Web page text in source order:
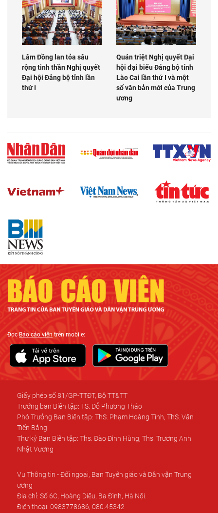
Lâm Đồng lan tỏa sâu
rộng tinh thần Nghị quyết
Đại hội Đảng bộ tỉnh lần
thứ I
Quán triệt Nghị quyết Đại
hội đại biểu Đảng bộ tỉnh
Lào Cai lần thứ I và một
số văn bản mới của Trung
ương
ĐọcBáo cáo viên trên mobile:
Giấy phép số 81/GP-TTĐT, Bộ TT&TT
Trưởng ban Biên tập: TS. Đỗ Phương Thảo
Phó Trưởng Ban Biên tập: ThS. Phạm Hoàng Tinh, ThS. Văn
Tiến Bằng
Thư ký Ban Biên tập: Ths. Đào Đình Hùng, Ths. Trương Anh
Nhật Vương
Vụ Thông tin - Đối ngoại, Ban Tuyên giáo và Dân vận Trung
ương
Địa chỉ: Số 6C, Hoàng Diệu, Ba Đình, Hà Nội.
Điện thoại: 0983778686; 080.45342